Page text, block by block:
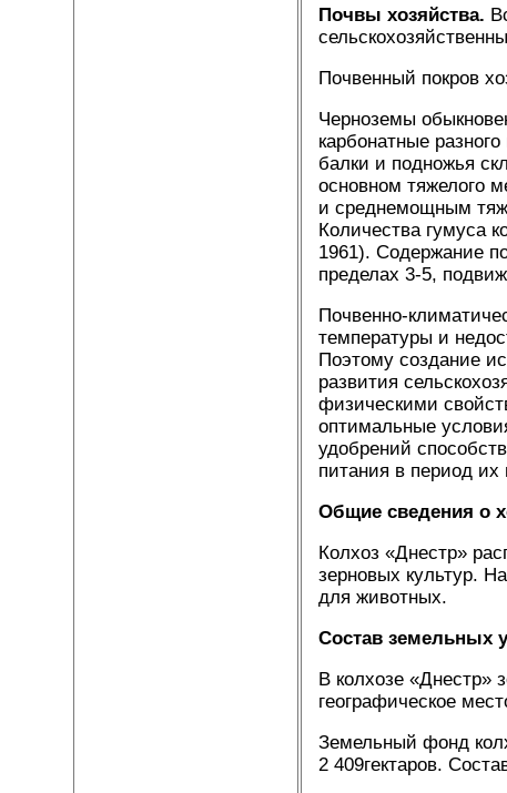
Почвы хозяйства.
Почвенный покров
Черноземы
карбонатные
балки и подножья
основном тяжелого
и среднемощным
Количества гумуса
1961). Содержание
пределах 3-5,
Почвенно-
температуры и
Поэтому создание
развития
физическими
оптимальные
удобрений
питания в период их
Общие сведения о
Колхоз «Днестр»
зерновых культур.
для животных.
Состав земельных
В колхозе «Днестр»
географическое
Земельный фонд
2 409гектаров.